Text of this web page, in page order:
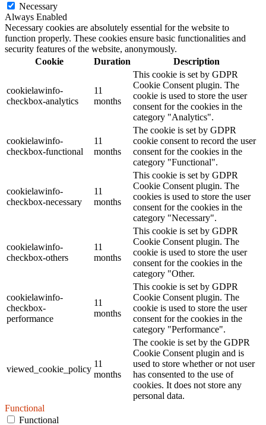
Necessary
Always Enabled
Necessary cookies are absolutely essential for the website to
function properly. These cookies ensure basic functionalities and
security features of the website, anonymously.
Cookie
Duration Description
cookielawinfo-
checkbox-analytics
11
months
This cookie is set by GDPR
Cookie Consent plugin. The
cookie is used to store the user
consent for the cookies in the
category "Analytics".
cookielawinfo-
checkbox-functional
11
months
The cookie is set by GDPR
cookie consent to record the user
consent for the cookies in the
category "Functional".
cookielawinfo-
checkbox-necessary
11
months
This cookie is set by GDPR
Cookie Consent plugin. The
cookies is used to store the user
consent for the cookies in the
category "Necessary".
cookielawinfo-
checkbox-others
11
months
This cookie is set by GDPR
Cookie Consent plugin. The
cookie is used to store the user
consent for the cookies in the
category "Other.
cookielawinfo-
checkbox-
performance
11
months
This cookie is set by GDPR
Cookie Consent plugin. The
cookie is used to store the user
consent for the cookies in the
category "Performance".
viewed_cookie_policy
11
months
The cookie is set by the GDPR
Cookie Consent plugin and is
used to store whether or not user
has consented to the use of
cookies. It does not store any
personal data.
Functional
Functional